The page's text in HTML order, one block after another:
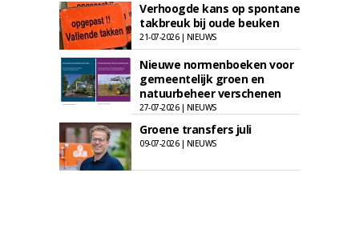
Verhoogde kans op spontane
takbreuk bij oude beuken
21-07-2026 | NIEUWS
Nieuwe normenboeken voor
gemeentelijk groen en
natuurbeheer verschenen
27-07-2026 | NIEUWS
Groene transfers juli
09-07-2026 | NIEUWS